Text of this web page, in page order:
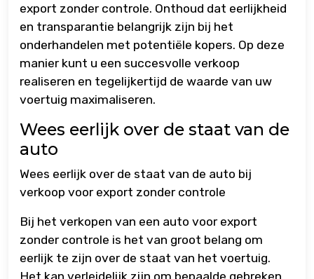
export zonder controle. Onthoud dat eerlijkheid
en transparantie belangrijk zijn bij het
onderhandelen met potentiële kopers. Op deze
manier kunt u een succesvolle verkoop
realiseren en tegelijkertijd de waarde van uw
voertuig maximaliseren.
Wees eerlijk over de staat van de
auto
Wees eerlijk over de staat van de auto bij
verkoop voor export zonder controle
Bij het verkopen van een auto voor export
zonder controle is het van groot belang om
eerlijk te zijn over de staat van het voertuig.
Het kan verleidelijk zijn om bepaalde gebreken